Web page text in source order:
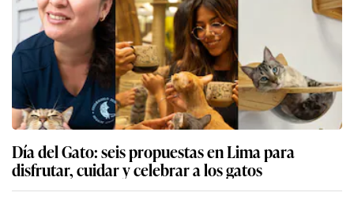
Día del Gato: seis propuestas en Lima para
disfrutar, cuidar y celebrar a los gatos